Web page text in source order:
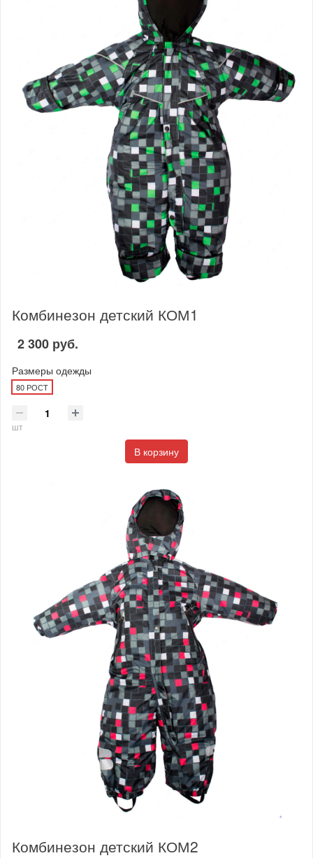
Комбинезон детский КОМ1
2 300 руб.
Размеры одежды
80 РОСТ
шт
В корзину
Комбинезон детский КОМ2